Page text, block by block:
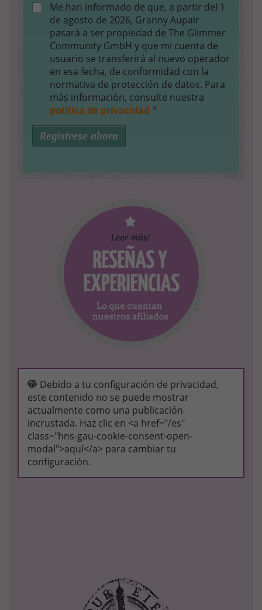
Me han informado de que, a partir del 1
de agosto de 2026, Granny Aupair
pasará a ser propiedad de The Glimmer
Community GmbH y que mi cuenta de
usuario se transferirá al nuevo operador
en esa fecha, de conformidad con la
normativa de protección de datos. Para
más información, consulte nuestra
política de privacidad *
Regístrese ahora
Debido a tu configuración de privacidad,
este contenido no se puede mostrar
actualmente como una publicación
incrustada. Haz clic en <a href="/es"
class="hns-gau-cookie-consent-open-
modal">aquí</a> para cambiar tu
configuración.